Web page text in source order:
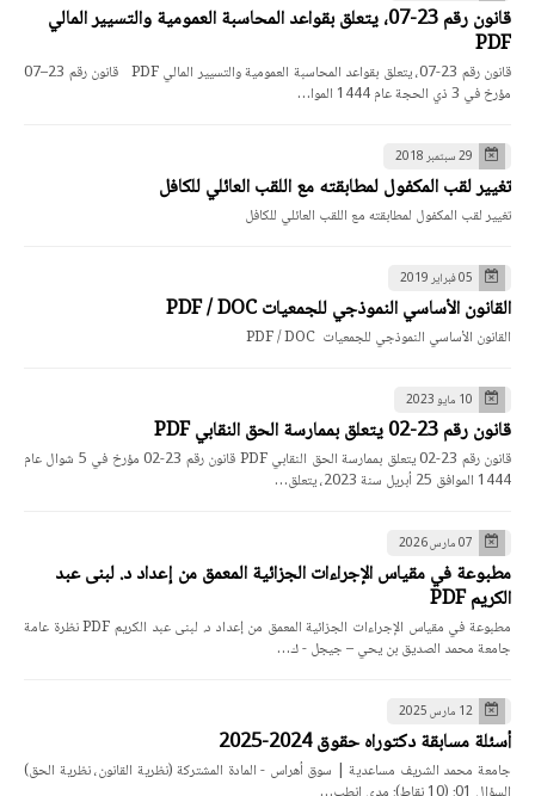
قانون رقم 23-07، يتعلق بقواعد المحاسبة العمومية والتسيير المالي
PDF
قانون رقم 23-07، يتعلق بقواعد المحاسبة العمومية والتسيير المالي PDF قانون رقم 23–07
مؤرخ في 3 ذي الحجة عام 1444 الموا…
29 سبتمبر 2018
تغيير لقب المكفول لمطابقته مع اللقب العائلي للكافل
تغيير لقب المكفول لمطابقته مع اللقب العائلي للكافل
05 فبراير 2019
القانون الأساسي النموذجي للجمعيات PDF / DOC
القانون الأساسي النموذجي للجمعيات PDF / DOC
10 مايو 2023
قانون رقم 23-02 يتعلق بممارسة الحق النقابي PDF
قانون رقم 23-02 يتعلق بممارسة الحق النقابي PDF قانون رقم 23-02 مؤرخ في 5 شوال عام
1444 الموافق 25 أبريل سنة 2023، يتعلق…
07 مارس 2026
مطبوعة في مقياس الإجراءات الجزائية المعمق من إعداد د. لبنى عبد
الكريم PDF
مطبوعة في مقياس الإجراءات الجزائية المعمق من إعداد د. لبنى عبد الكريم PDF نظرة عامة
جامعة محمد الصديق بن يحي – جيجل - ك…
12 مارس 2025
أسئلة مسابقة دكتوراه حقوق 2024-2025
جامعة محمد الشريف مساعدية | سوق أهراس - المادة المشتركة (نظرية القانون، نظرية الحق)